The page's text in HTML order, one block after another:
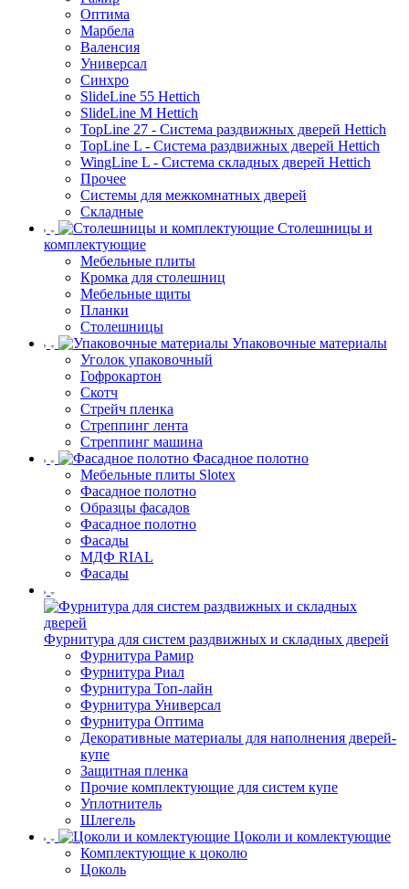
Оптима
Марбела
Валенсия
Универсал
Синхро
SlideLine 55 Hettich
SlideLine M Hettich
TopLine 27 - Система раздвижных дверей Hettich
TopLine L - Система раздвижных дверей Hettich
WingLine L - Система складных дверей Hettich
Прочее
Системы для межкомнатных дверей
Складные
Столешницы и
комплектующие
Мебельные плиты
Кромка для столешниц
Мебельные щиты
Планки
Столешницы
Упаковочные материалы
Уголок упаковочный
Гофрокартон
Скотч
Стрейч пленка
Стреппинг лента
Стреппинг машина
Фасадное полотно
Мебельные плиты Slotex
Фасадное полотно
Образцы фасадов
Фасадное полотно
Фасады
МДФ RIAL
Фасады
Фурнитура для систем раздвижных и складных дверей
Фурнитура Рамир
Фурнитура Риал
Фурнитура Топ-лайн
Фурнитура Универсал
Фурнитура Оптима
Декоративные материалы для наполнения дверей-
купе
Защитная пленка
Прочие комплектующие для систем купе
Уплотнитель
Шлегель
Цоколи и комлектующие
Комплектующие к цоколю
Цоколь